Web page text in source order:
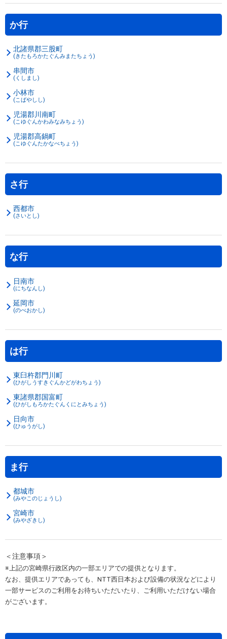
か行
北諸県郡三股町
(きたもろかたぐんみまたちょう)
串間市
(くしまし)
小林市
(こばやしし)
児湯郡川南町
(こゆぐんかわみなみちょう)
児湯郡高鍋町
(こゆぐんたかなべちょう)
さ行
西都市
(さいとし)
な行
日南市
(にちなんし)
延岡市
(のべおかし)
は行
東臼杵郡門川町
(ひがしうすきぐんかどがわちょう)
東諸県郡国富町
(ひがしもろかたぐんくにとみちょう)
日向市
(ひゅうがし)
ま行
都城市
(みやこのじょうし)
宮崎市
(みやざきし)
＜注意事項＞
※上記の宮崎県行政区内の一部エリアでの提供となります。
なお、提供エリアであっても、NTT西日本および設備の状況などにより
一部サービスのご利用をお待ちいただいたり、ご利用いただけない場合
がございます。